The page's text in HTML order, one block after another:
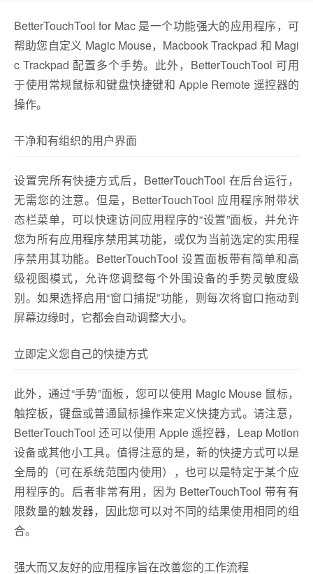
BetterTouchTool for Mac 是一个功能强大的应用程序，可
帮助您自定义 Magic Mouse，Macbook Trackpad 和 Magi
c Trackpad 配置多个手势。此外，BetterTouchTool 可用
于使用常规鼠标和键盘快捷键和 Apple Remote 遥控器的
操作。
干净和有组织的用户界面
设置完所有快捷方式后，BetterTouchTool 在后台运行，
无需您的注意。但是，BetterTouchTool 应用程序附带状
态栏菜单，可以快速访问应用程序的“设置”面板，并允许
您为所有应用程序禁用其功能，或仅为当前选定的实用程
序禁用其功能。BetterTouchTool 设置面板带有简单和高
级视图模式，允许您调整每个外围设备的手势灵敏度级
别。如果选择启用“窗口捕捉”功能，则每次将窗口拖动到
屏幕边缘时，它都会自动调整大小。
立即定义您自己的快捷方式
此外，通过“手势”面板，您可以使用 Magic Mouse 鼠标，
触控板，键盘或普通鼠标操作来定义快捷方式。请注意，
BetterTouchTool 还可以使用 Apple 遥控器，Leap Motion
设备或其他小工具。值得注意的是，新的快捷方式可以是
全局的（可在系统范围内使用），也可以是特定于某个应
用程序的。后者非常有用，因为 BetterTouchTool 带有有
限数量的触发器，因此您可以对不同的结果使用相同的组
合。
强大而又友好的应用程序旨在改善您的工作流程